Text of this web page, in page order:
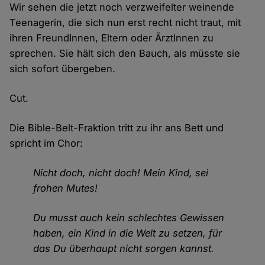
Wir sehen die jetzt noch verzweifelter weinende
Teenagerin, die sich nun erst recht nicht traut, mit
ihren FreundInnen, Eltern oder ÄrztInnen zu
sprechen. Sie hält sich den Bauch, als müsste sie
sich sofort übergeben.
Cut.
Die Bible-Belt-Fraktion tritt zu ihr ans Bett und
spricht im Chor:
Nicht doch, nicht doch! Mein Kind, sei
frohen Mutes!
Du musst auch kein schlechtes Gewissen
haben, ein Kind in die Welt zu setzen, für
das Du überhaupt nicht sorgen kannst.